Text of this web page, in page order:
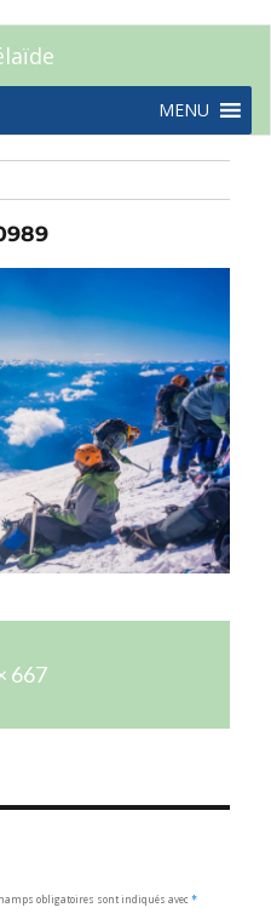
MENU
667
obligatoires sont indiqués avec*